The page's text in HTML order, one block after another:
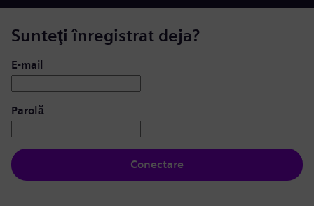
Sunteţi înregistrat deja?
Conectare: utilizator și parolă
E-mail
Parolă
Conectare